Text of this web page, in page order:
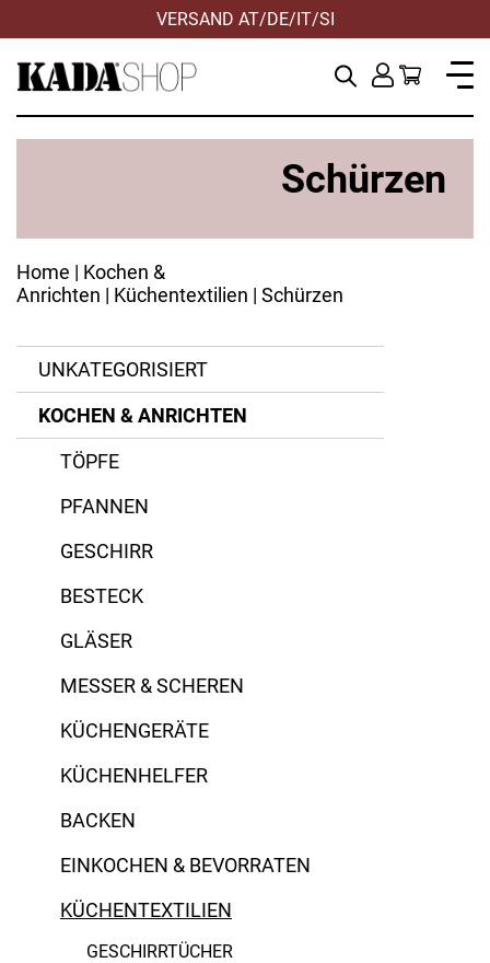
VERSAND AT/DE/IT/SI
Schürzen
Home | Kochen &
Anrichten | Küchentextilien | Schürzen
UNKATEGORISIERT
KOCHEN & ANRICHTEN
TÖPFE
PFANNEN
GESCHIRR
BESTECK
GLÄSER
MESSER & SCHEREN
KÜCHENGERÄTE
KÜCHENHELFER
BACKEN
EINKOCHEN & BEVORRATEN
KÜCHENTEXTILIEN
GESCHIRRTÜCHER
Baumwolle
Leder
Eva Solo
Napoleon
Outdoorchef
Weber
Zassenhaus
ZURÜCKSETZEN
ZURÜCKSETZEN
ZURÜCKSETZEN
ZURÜCKSETZEN